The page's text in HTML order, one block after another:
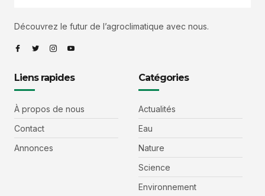
Découvrez le futur de l’agroclimatique avec nous.
Liens rapides
À propos de nous
Contact
Annonces
Catégories
Actualités
Eau
Nature
Science
Environnement